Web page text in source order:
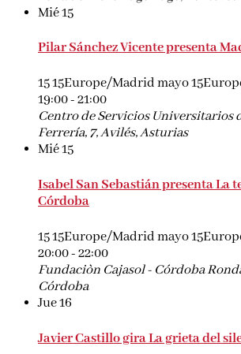
Mié15
Pilar Sánchez Vicente presenta
15 15Europe/Madrid mayo
19:00-21:00
Centro de Servicios Universitarios
Ferrería, 7, Avilés, Asturias
Mié15
Isabel San Sebastián presenta La
Córdoba
15 15Europe/Madrid mayo
20:00-22:00
Fundaciòn Cajasol - Córdoba
Córdoba
Jue16
Javier Castillo gira La grieta del